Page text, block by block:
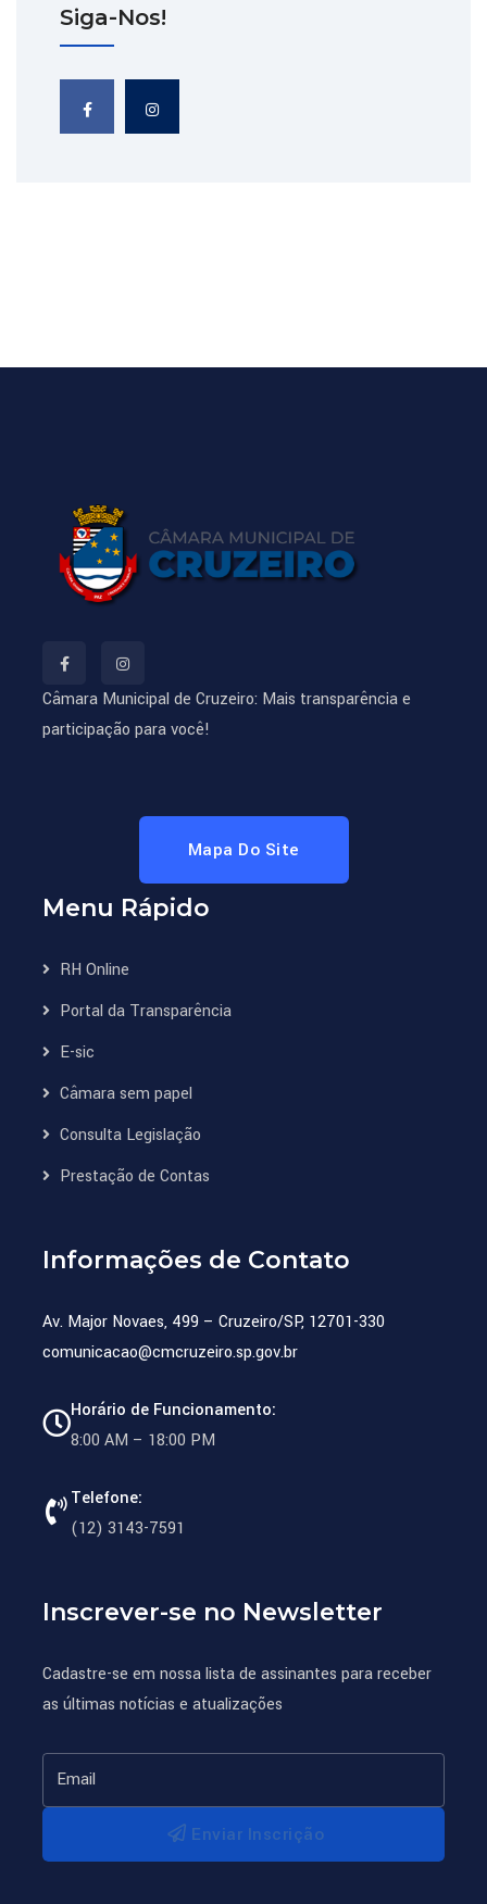
Siga-Nos!
Câmara Municipal de Cruzeiro: Mais transparência e
participação para você!
Mapa Do Site
Menu Rápido
RH Online
Portal da Transparência
E-sic
Câmara sem papel
Consulta Legislação
Prestação de Contas
Informações de Contato
Av. Major Novaes, 499 – Cruzeiro/SP, 12701-330
comunicacao@cmcruzeiro.sp.gov.br
Horário de Funcionamento:
8:00 AM – 18:00 PM
Telefone:
(12) 3143-7591
Inscrever-se no Newsletter
Cadastre-se em nossa lista de assinantes para receber
as últimas notícias e atualizações
Enviar Inscrição